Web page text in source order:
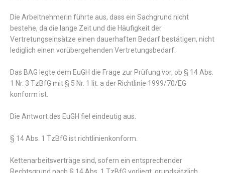
Die Arbeitnehmerin führte aus, dass ein Sachgrund nicht
bestehe, da die lange Zeit und die Häufigkeit der
Vertretungseinsätze einen dauerhaften Bedarf bestätigen, nicht
lediglich einen vorübergehenden Vertretungsbedarf.
Das BAG legte dem EuGH die Frage zur Prüfung vor, ob § 14 Abs.
1 Nr. 3 TzBfG mit § 5 Nr. 1 lit. a der Richtlinie 1999/70/EG
konform ist.
Die Antwort des EuGH fiel eindeutig aus.
§ 14 Abs. 1 TzBfG ist richtlinienkonform.
Kettenarbeitsverträge sind, sofern ein entsprechender